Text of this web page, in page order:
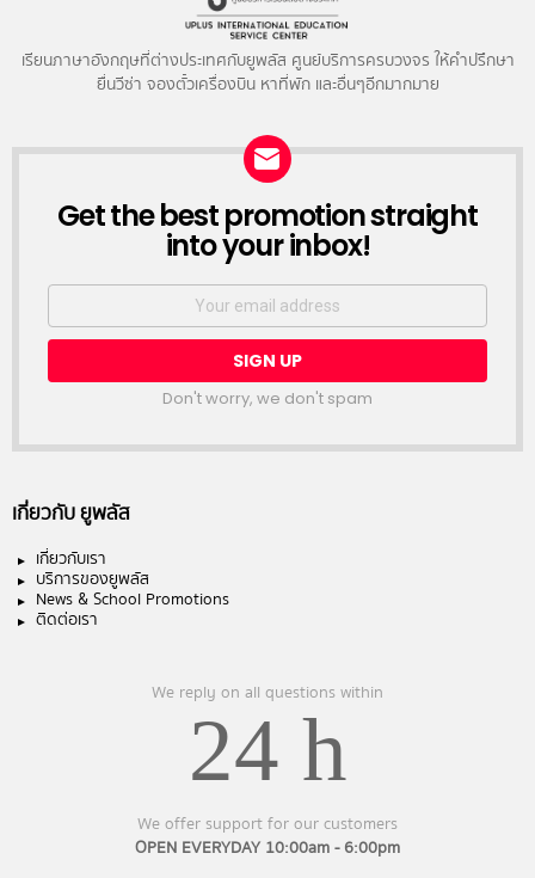
เรียนภาษาอังกฤษที่ต่างประเทศกับยูพลัส ศูนย์บริการครบวงจร ให้คำปรึกษา
ยื่นวีซ่า จองตั๋วเครื่องบิน หาที่พัก และอื่นๆอีกมากมาย
NEWSLETTER
Get the best promotion straight
into your inbox!
Email
Don't worry, we don't spam
เกี่ยวกับ ยูพลัส
เกี่ยวกับเรา
บริการของยูพลัส
News & School Promotions
ติดต่อเรา
We reply on all questions within
24 h
We offer support for our customers
OPEN EVERYDAY 10:00am - 6:00pm